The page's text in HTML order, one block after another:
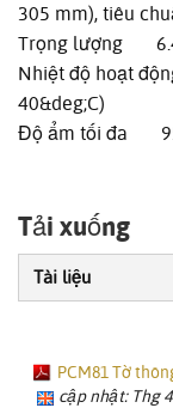
305 mm), tiêu
Trọng lượng 6.4
Nhiệt độ hoạt
40&deg;C)
Độ ẩm tối đa
Tải xuống
Tài liệu
PCM81 Tờ
cập nhật: Thg 4